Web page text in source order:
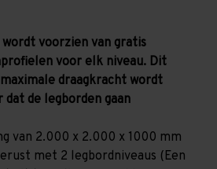
voorzien van gratis
voor elk niveau. Dit
draagkracht wordt
dat de legborden gaan
van 2.000 x 2.000 x 1000 mm
met 2 legbordniveaus (Een